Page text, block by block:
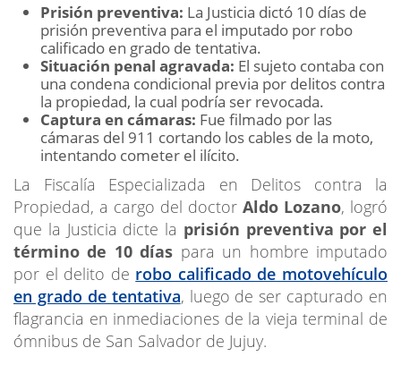
Prisión preventiva: La Justicia dictó 10 días de
prisión preventiva para el imputado por robo
calificado en grado de tentativa.
Situación penal agravada: El sujeto contaba con
una condena condicional previa por delitos contra
la propiedad, la cual podría ser revocada.
Captura en cámaras: Fue filmado por las
cámaras del 911 cortando los cables de la moto,
intentando cometer el ilícito.
La Fiscalía Especializada en Delitos contra la
Propiedad, a cargo del doctor Aldo Lozano, logró
que la Justicia dicte la prisión preventiva por el
término de 10 días para un hombre imputado
por el delito de robo calificado de motovehículo
en grado de tentativa, luego de ser capturado en
flagrancia en inmediaciones de la vieja terminal de
ómnibus de San Salvador de Jujuy.